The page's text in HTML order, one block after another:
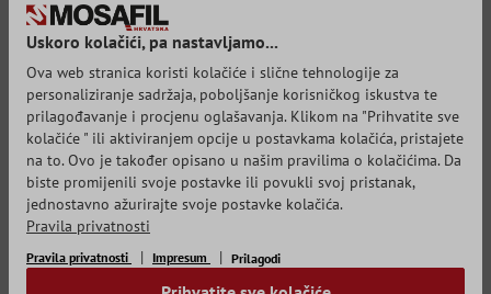
Uskoro kolačići, pa nastavljamo...
Ova web stranica koristi kolačiće i slične tehnologije za
personaliziranje sadržaja, poboljšanje korisničkog iskustva te
prilagođavanje i procjenu oglašavanja. Klikom na "Prihvatite sve
kolačiće " ili aktiviranjem opcije u postavkama kolačića, pristajete
na to. Ovo je također opisano u našim pravilima o kolačićima. Da
biste promijenili svoje postavke ili povukli svoj pristanak,
jednostavno ažurirajte svoje postavke kolačića.
Pravila privatnosti
Pravila privatnosti Impresum Prilagodi